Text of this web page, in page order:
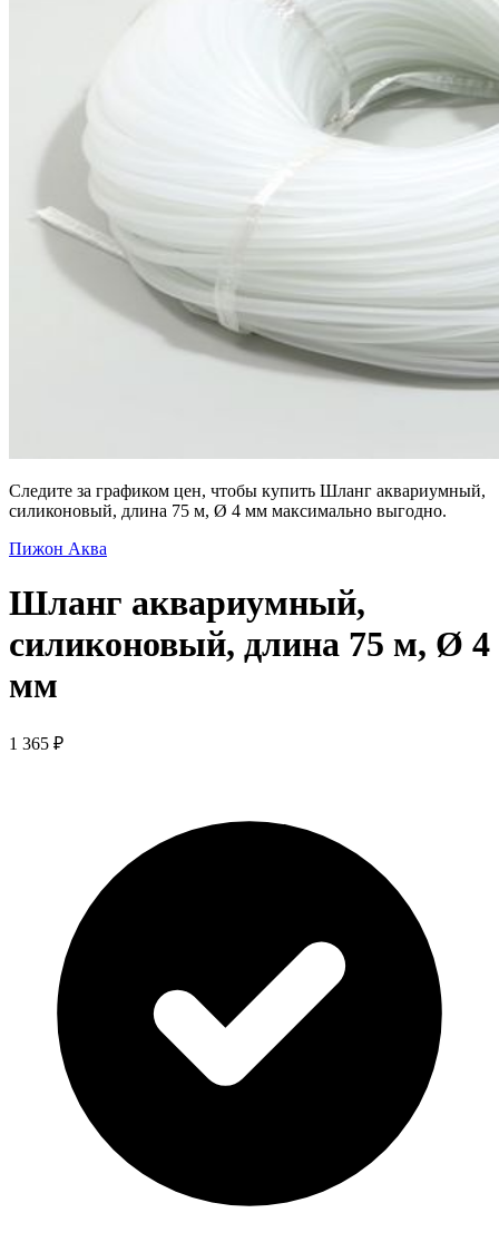
Следите за графиком цен, чтобы купить Шланг аквариумный,
силиконовый, длина 75 м, Ø 4 мм максимально выгодно.
Пижон Аква
Шланг аквариумный,
силиконовый, длина 75 м, Ø 4
мм
1 365 ₽